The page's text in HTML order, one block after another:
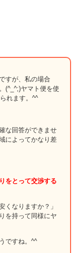
すが、私の場合
(^_^;)ヤマト便を使
れます。^^
な回答ができませ
によってかなり差
をとって交渉する
くなりますか？」
を持って同様にヤ
ですね。^^